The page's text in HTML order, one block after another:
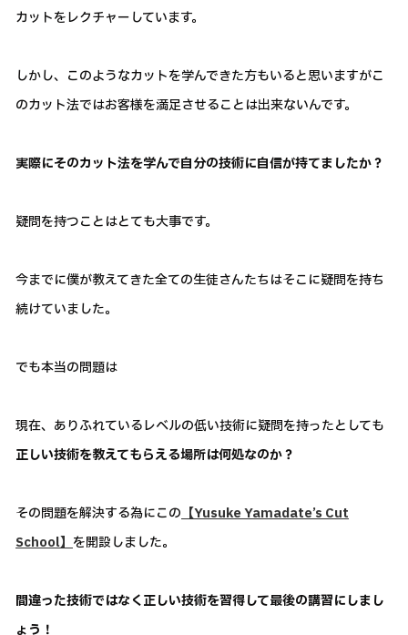
カットをレクチャーしています。
しかし、このようなカットを学んできた方もいると思いますがこ
のカット法ではお客様を満足させることは出来ないんです。
実際にそのカット法を学んで自分の技術に自信が持てましたか？
疑問を持つことはとても大事です。
今までに僕が教えてきた全ての生徒さんたちはそこに疑問を持ち
続けていました。
でも本当の問題は
現在、ありふれているレベルの低い技術に疑問を持ったとしても
正しい技術を教えてもらえる場所は何処なのか？
その問題を解決する為にこの 【Yusuke Yamadate’s Cut
School】 を開設しました。
間違った技術ではなく正しい技術を習得して最後の講習にしまし
ょう！